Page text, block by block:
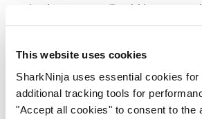
This website uses cookies
SharkNinja uses essential cookies
additional tracking tools for
"Accept all cookies" to consent to the
métodos seguros. También
información personal si así lo
legales, o si es necesario para
propiedad, nuestros intereses y
En caso de venta de la totalidad o